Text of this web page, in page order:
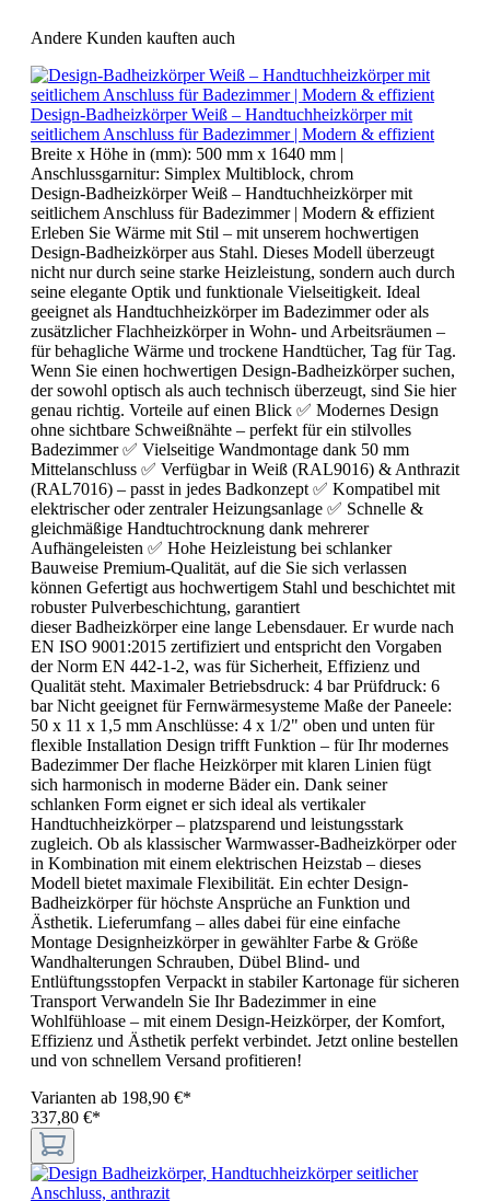
Andere Kunden kauften auch
Design-Badheizkörper Weiß – Handtuchheizkörper mit
seitlichem Anschluss für Badezimmer | Modern & effizient
Breite x Höhe in (mm): 500 mm x 1640 mm |
Anschlussgarnitur: Simplex Multiblock, chrom
Design-Badheizkörper Weiß – Handtuchheizkörper mit
seitlichem Anschluss für Badezimmer | Modern & effizient
Erleben Sie Wärme mit Stil – mit unserem hochwertigen
Design-Badheizkörper aus Stahl. Dieses Modell überzeugt
nicht nur durch seine starke Heizleistung, sondern auch durch
seine elegante Optik und funktionale Vielseitigkeit. Ideal
geeignet als Handtuchheizkörper im Badezimmer oder als
zusätzlicher Flachheizkörper in Wohn- und Arbeitsräumen –
für behagliche Wärme und trockene Handtücher, Tag für Tag.
Wenn Sie einen hochwertigen Design-Badheizkörper suchen,
der sowohl optisch als auch technisch überzeugt, sind Sie hier
genau richtig. Vorteile auf einen Blick ✅ Modernes Design
ohne sichtbare Schweißnähte – perfekt für ein stilvolles
Badezimmer ✅ Vielseitige Wandmontage dank 50 mm
Mittelanschluss ✅ Verfügbar in Weiß (RAL9016) & Anthrazit
(RAL7016) – passt in jedes Badkonzept ✅ Kompatibel mit
elektrischer oder zentraler Heizungsanlage ✅ Schnelle &
gleichmäßige Handtuchtrocknung dank mehrerer
Aufhängeleisten ✅ Hohe Heizleistung bei schlanker
Bauweise Premium-Qualität, auf die Sie sich verlassen
können Gefertigt aus hochwertigem Stahl und beschichtet mit
robuster Pulverbeschichtung, garantiert
dieser Badheizkörper eine lange Lebensdauer. Er wurde nach
EN ISO 9001:2015 zertifiziert und entspricht den Vorgaben
der Norm EN 442-1-2, was für Sicherheit, Effizienz und
Qualität steht. Maximaler Betriebsdruck: 4 bar Prüfdruck: 6
bar Nicht geeignet für Fernwärmesysteme Maße der Paneele:
50 x 11 x 1,5 mm Anschlüsse: 4 x 1/2" oben und unten für
flexible Installation Design trifft Funktion – für Ihr modernes
Badezimmer Der flache Heizkörper mit klaren Linien fügt
sich harmonisch in moderne Bäder ein. Dank seiner
schlanken Form eignet er sich ideal als vertikaler
Handtuchheizkörper – platzsparend und leistungsstark
zugleich. Ob als klassischer Warmwasser-Badheizkörper oder
in Kombination mit einem elektrischen Heizstab – dieses
Modell bietet maximale Flexibilität. Ein echter Design-
Badheizkörper für höchste Ansprüche an Funktion und
Ästhetik. Lieferumfang – alles dabei für eine einfache
Montage Designheizkörper in gewählter Farbe & Größe
Wandhalterungen Schrauben, Dübel Blind- und
Entlüftungsstopfen Verpackt in stabiler Kartonage für sicheren
Transport Verwandeln Sie Ihr Badezimmer in eine
Wohlfühloase – mit einem Design-Heizkörper, der Komfort,
Effizienz und Ästhetik perfekt verbindet. Jetzt online bestellen
und von schnellem Versand profitieren!
Varianten ab 198,90 €*
337,80 €*